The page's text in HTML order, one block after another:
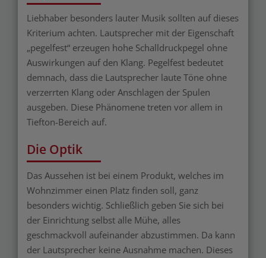
Liebhaber besonders lauter Musik sollten auf dieses
Kriterium achten. Lautsprecher mit der Eigenschaft
„pegelfest“ erzeugen hohe Schalldruckpegel ohne
Auswirkungen auf den Klang. Pegelfest bedeutet
demnach, dass die Lautsprecher laute Töne ohne
verzerrten Klang oder Anschlagen der Spulen
ausgeben. Diese Phänomene treten vor allem in
Tiefton-Bereich auf.
Die Optik
Das Aussehen ist bei einem Produkt, welches im
Wohnzimmer einen Platz finden soll, ganz
besonders wichtig. Schließlich geben Sie sich bei
der Einrichtung selbst alle Mühe, alles
geschmackvoll aufeinander abzustimmen. Da kann
der Lautsprecher keine Ausnahme machen. Dieses